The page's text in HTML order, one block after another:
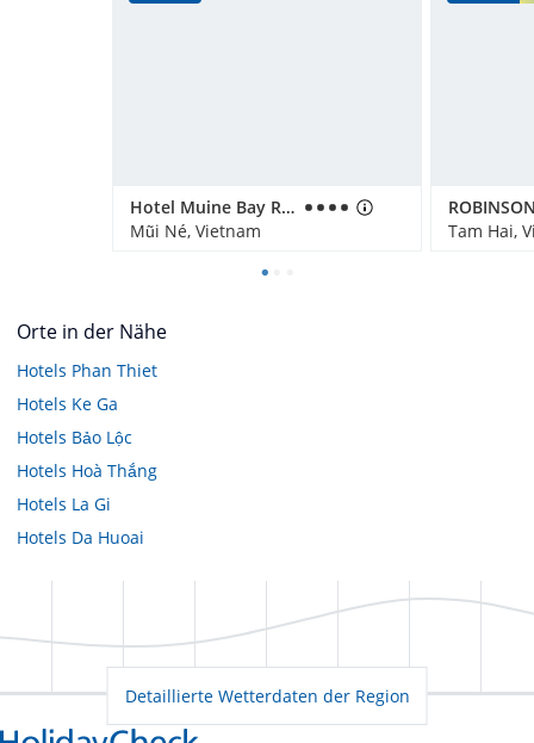
Hotel Muine Bay Resort
Mũi Né, Vietnam
Tam Hai,
Orte in der Nähe
Hotels Phan Thiet
Hotels Ke Ga
Hotels Bảo Lộc
Hotels Hoà Thắng
Hotels La Gi
Hotels Da Huoai
Detaillierte Wetterdaten der Region